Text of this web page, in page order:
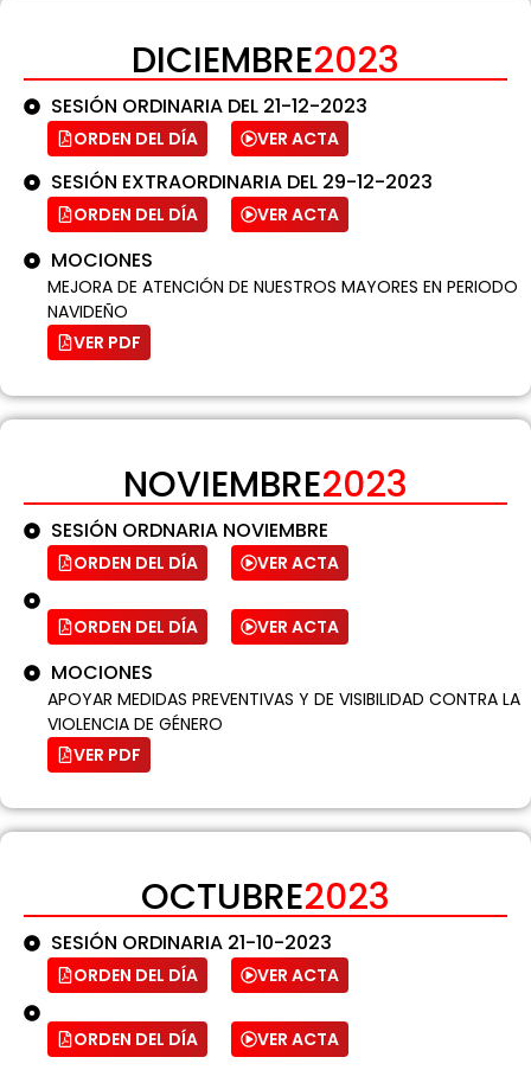
DICIEMBRE2023
SESIÓN ORDINARIA DEL 21-12-2023
ORDEN DEL DÍA VER ACTA
SESIÓN EXTRAORDINARIA DEL 29-12-2023
ORDEN DEL DÍA VER ACTA
MOCIONES
MEJORA DE ATENCIÓN DE NUESTROS MAYORES EN PERIODO
NAVIDEÑO
VER PDF
NOVIEMBRE2023
SESIÓN ORDNARIA NOVIEMBRE
ORDEN DEL DÍA VER ACTA
ORDEN DEL DÍA VER ACTA
MOCIONES
APOYAR MEDIDAS PREVENTIVAS Y DE VISIBILIDAD CONTRA LA
VIOLENCIA DE GÉNERO
VER PDF
OCTUBRE2023
SESIÓN ORDINARIA 21-10-2023
ORDEN DEL DÍA VER ACTA
ORDEN DEL DÍA VER ACTA